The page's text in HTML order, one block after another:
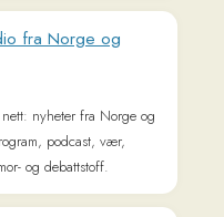
fra Norge og
podcast, vær,
Vi